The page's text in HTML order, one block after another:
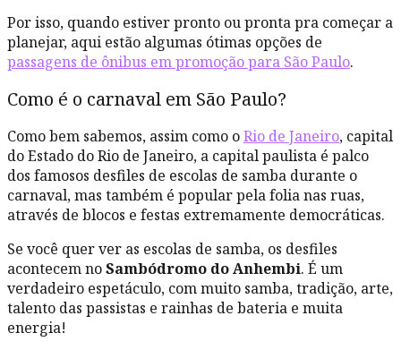
Por isso, quando estiver pronto ou pronta pra começar a
planejar, aqui estão algumas ótimas opções de
passagens de ônibus em promoção para São Paulo.
Como é o carnaval em São Paulo?
Como bem sabemos, assim como oRio de Janeiro, capital
do Estado do Rio de Janeiro, a capital paulista é palco
dos famosos desfiles de escolas de samba durante o
carnaval, mas também é popular pela folia nas ruas,
através de blocos e festas extremamente democráticas.
Se você quer ver as escolas de samba, os desfiles
acontecem noSambódromo do Anhembi. É um
verdadeiro espetáculo, com muito samba, tradição, arte,
talento das passistas e rainhas de bateria e muita
energia!